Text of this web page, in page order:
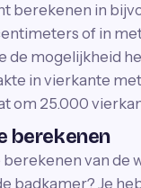
berekenen in
of in
de mogelijkheid
in vierkante
om 25.000
berekenen
van de
badkamer? Je